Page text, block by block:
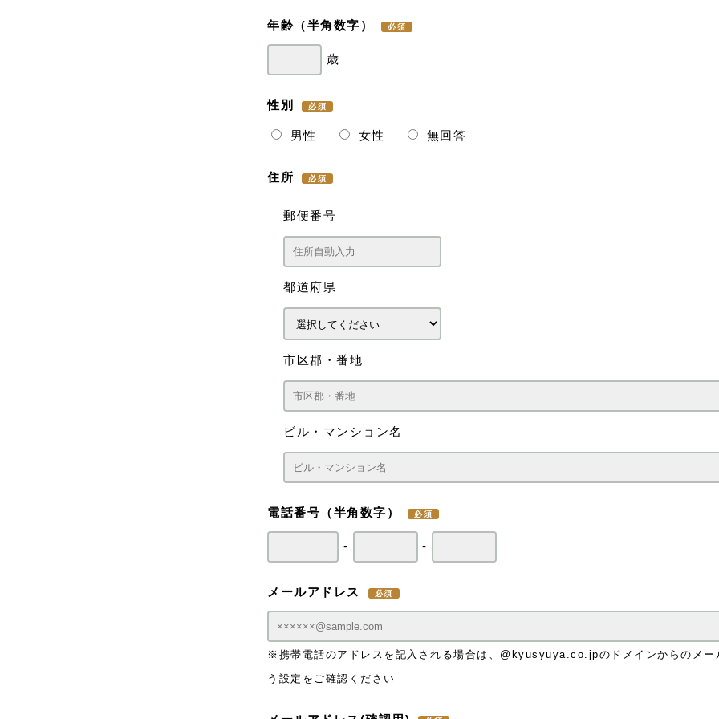
年齢 （半角数字）
性別
男性 女性 無回答
住所
郵便番号
都道府県
市区郡・番地
ビル・マンション名
電話番号 （半角数字）
- -
メールアドレス
※携帯電話のアドレスを記入される場合は、@kyusyuya.co.jpのドメインからのメー
う設定をご確認ください